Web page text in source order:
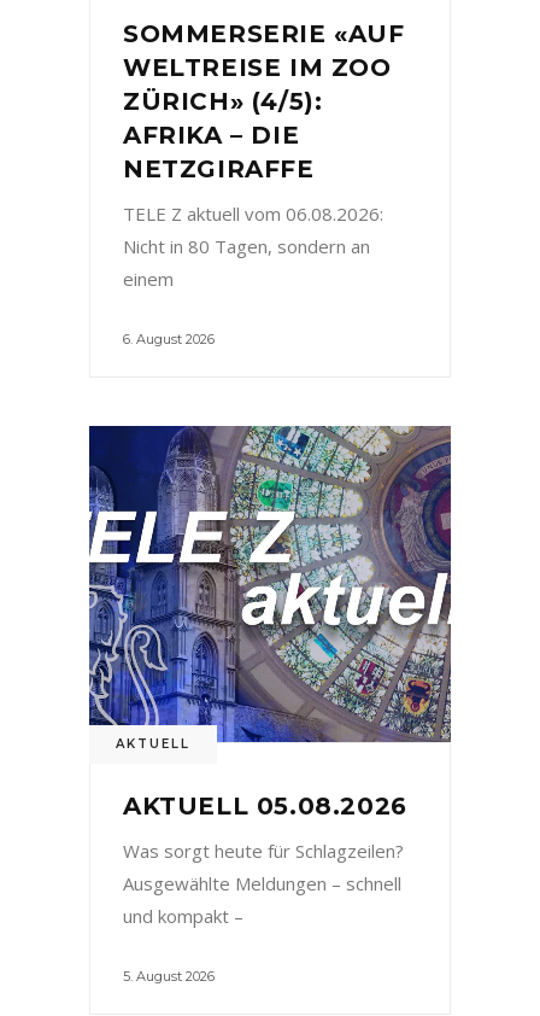
SOMMERSERIE «AUF
WELTREISE IM ZOO
ZÜRICH» (4/5):
AFRIKA – DIE
NETZGIRAFFE
TELE Z aktuell vom 06.08.2026:
Nicht in 80 Tagen, sondern an
einem
6. August 2026
AKTUELL
AKTUELL 05.08.2026
Was sorgt heute für Schlagzeilen?
Ausgewählte Meldungen – schnell
und kompakt –
5. August 2026